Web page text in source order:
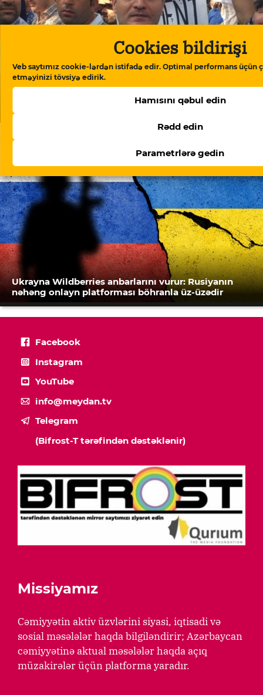
Cookies bildirişi
Veb saytımız cookie-lərdən istifadə edir. Optimal performans üçün
etməyinizi tövsiyə edirik.
Hamısını qəbul edin
Rədd edin
Parametrlərə gedin
Həbsdə olan ictimai fəalın cəzası ağırlaşdırılıb
Ukrayna Wildberries anbarlarını vurur: Rusiyanın
nəhəng onlayn platforması böhranla üz-üzədir
Facebook
Instagram
YouTube
info@meydan.tv
Telegram
(Bifrost-T tərəfindən dəstəklənir)
Missiyamız
Cəmiyyətin aktiv üzvlərini siyasi, iqtisadi və
sosial məsələlər haqda bilgiləndirir; Azərbaycan
cəmiyyətinə aktual məsələlər haqda açıq
müzakirələr üçün platforma yaradır.